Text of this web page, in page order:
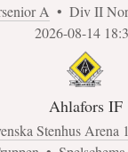
A • Div II
2026-08-14
Ahlafors IF
Stenhus Arena